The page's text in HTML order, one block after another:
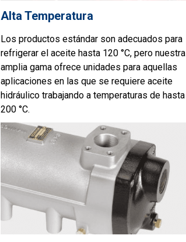
Alta Temperatura
Los productos estándar son adecuados para
refrigerar el aceite hasta 120 °C, pero nuestra
amplia gama ofrece unidades para aquellas
aplicaciones en las que se requiere aceite
hidráulico trabajando a temperaturas de hasta
200 °C.